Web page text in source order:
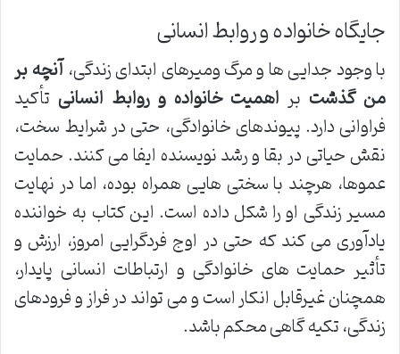
جایگاه خانواده و روابط انسانی
با وجود جدایی ها و مرگ ومیرهای ابتدای زندگی،آنچه بر
من گذشتبر اهمیت خانواده و روابط انسانی تأکید
فراوانی دارد. پیوندهای خانوادگی، حتی در شرایط سخت،
نقش حیاتی در بقا و رشد نویسنده ایفا می کنند. حمایت
عموها، هرچند با سختی هایی همراه بوده، اما در نهایت
مسیر زندگی او را شکل داده است. این کتاب به خواننده
یادآوری می کند که حتی در اوج فردگرایی امروز، ارزش و
تأثیر حمایت های خانوادگی و ارتباطات انسانی پایدار،
همچنان غیرقابل انکار است و می تواند در فراز و فرودهای
زندگی، تکیه گاهی محکم باشد.